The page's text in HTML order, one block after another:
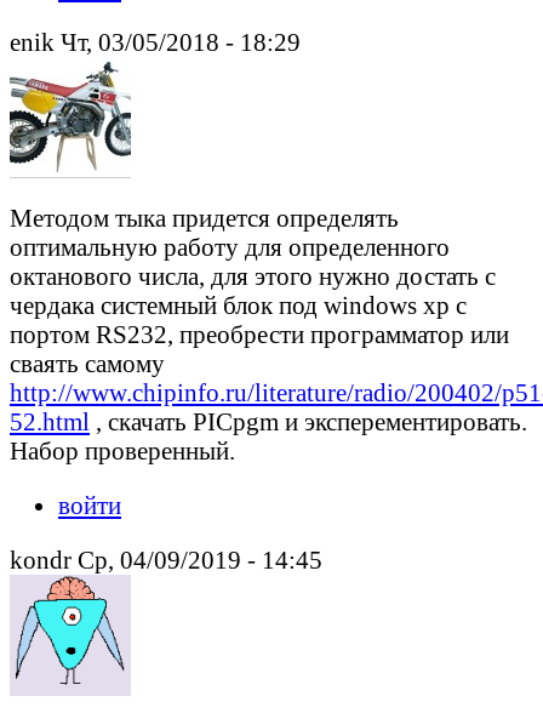
enik Чт, 03/05/2018 - 18:29
Методом тыка придется определять
оптимальную работу для определенного
октанового числа, для этого нужно достать с
чердака системный блок под windows xp c
портом RS232, преобрести программатор или
сваять самому
http://www.chipinfo.ru/literature/radio/200402/
52.html , скачать PICpgm и эксперементировать.
Набор проверенный.
войти
kondr Ср, 04/09/2019 - 14:45